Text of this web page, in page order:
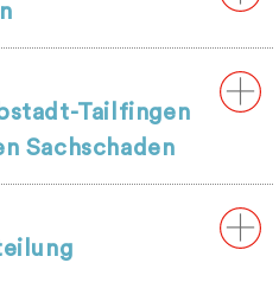
Tailfingen
Sachschaden